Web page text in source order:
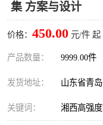
集 方案与设计
价格： 450.00 元/件 起
产品数量： 9999.00件
发货地址： 山东省青
关键词： 湘西高强
真空冲洗设备
水平自清洗格栅